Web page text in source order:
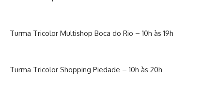
Turma Tricolor Multishop Boca do Rio – 10h às 19h
Turma Tricolor Shopping Piedade – 10h às 20h